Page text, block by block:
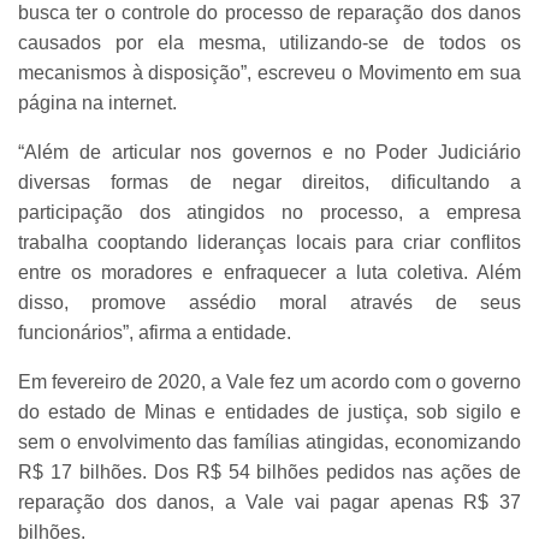
busca ter o controle do processo de reparação dos danos
causados por ela mesma, utilizando-se de todos os
mecanismos à disposição”, escreveu o Movimento em sua
página na internet.
“Além de articular nos governos e no Poder Judiciário
diversas formas de negar direitos, dificultando a
participação dos atingidos no processo, a empresa
trabalha cooptando lideranças locais para criar conflitos
entre os moradores e enfraquecer a luta coletiva. Além
disso, promove assédio moral através de seus
funcionários”, afirma a entidade.
Em fevereiro de 2020, a Vale fez um acordo com o governo
do estado de Minas e entidades de justiça, sob sigilo e
sem o envolvimento das famílias atingidas, economizando
R$ 17 bilhões. Dos R$ 54 bilhões pedidos nas ações de
reparação dos danos, a Vale vai pagar apenas R$ 37
bilhões.